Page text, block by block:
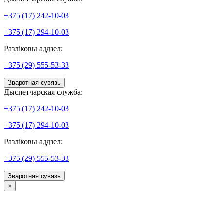
+375 (17) 242-10-03
+375 (17) 294-10-03
Разліковы аддзел:
+375 (29) 555-53-33
Зваротная сувязь
Дыспетчарская служба:
+375 (17) 242-10-03
+375 (17) 294-10-03
Разліковы аддзел:
+375 (29) 555-53-33
Зваротная сувязь
×